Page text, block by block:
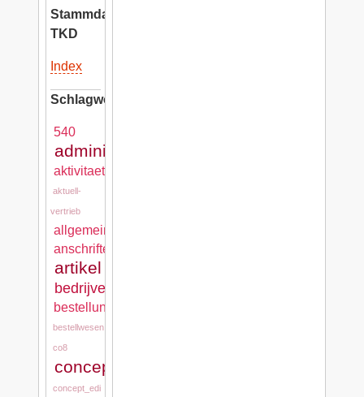
Stammdaten
TKD
Index
Schlagwörter:
540
administration
aktivitaeten
aktuell-
vertrieb
allgemein
anschriften
artikel
bedrijven
bestellungen
bestellwesen
co8
concept_cash
concept_edi